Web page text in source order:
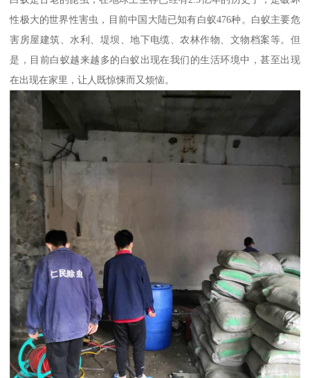
性极大的世界性害虫，目前中国大陆已知有白蚁476种。白蚁主要危
害房屋建筑、水利、堤坝、地下电缆、农林作物、文物档案等。但
是，目前白蚁越来越多的白蚁出现在我们的生活环境中，甚至出现
在出现在家里，让人既惊悚而又烦恼。